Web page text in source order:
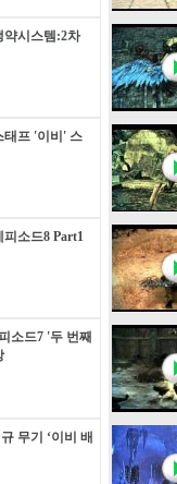
약시스템:2차
태프 '이비' 스
피소드8 Part1
소드7 '두 번째
무기 ‘이비 배